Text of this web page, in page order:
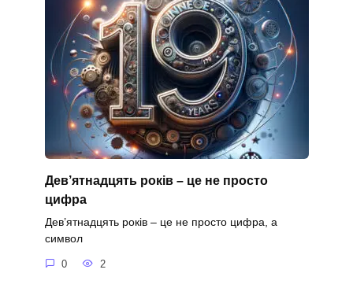
Дев’ятнадцять років – це не просто
цифра
Дев’ятнадцять років – це не просто цифра, а
символ
0 2